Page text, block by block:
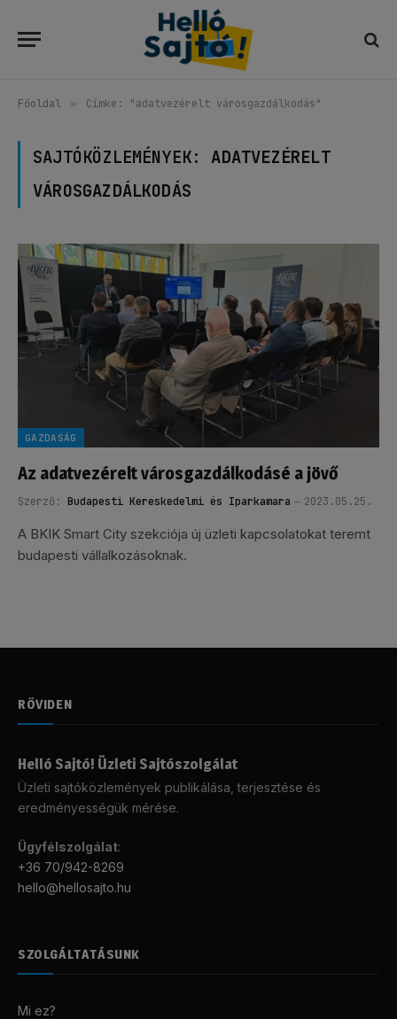
Főoldal » Címke: "adatvezérelt városgazdálkodás"
SAJTÓKÖZLEMÉNYEK:ADATVEZÉRELT
VÁROSGAZDÁLKODÁS
GAZDASÁG
Az adatvezérelt városgazdálkodásé a jövő
Szerző: Budapesti Kereskedelmi és Iparkamara 2023.05.25.
A BKIK Smart City szekciója új üzleti kapcsolatokat teremt
budapesti vállalkozásoknak.
RÖVIDEN
Helló Sajtó! Üzleti Sajtószolgálat
Üzleti sajtóközlemények publikálása, terjesztése és
eredményességük mérése.
Ügyfélszolgálat:
+36 70/942-8269
hello@hellosajto.hu
SZOLGÁLTATÁSUNK
Mi ez?